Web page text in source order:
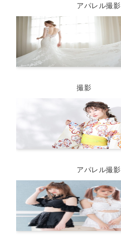
アパレル撮影
撮影
アパレル撮影